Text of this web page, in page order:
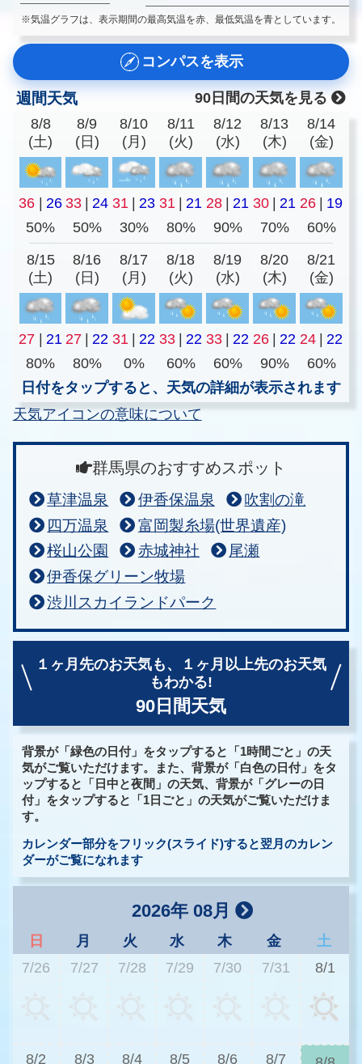
※気温グラフは、表示期間の最高気温を赤、最低気温を青としています。
コンパスを表示
週間天気
90日間の天気を見る
8/8
(土)
8/9
(日)
8/10
(月)
8/11
(火)
8/12
(水)
8/13
(木)
8/14
(金)
36 | 26 33 | 24 31 | 23 31 | 21 28 | 21 30 | 21 26 | 19
50%
50% 30% 80% 90% 70% 60%
8/15
(土)
8/16
(日)
8/17
(月)
8/18
(火)
8/19
(水)
8/20
(木)
8/21
(金)
27 | 21 27 | 22 31 | 22 33 | 22 33 | 22 26 | 22 24 | 22
80%
80% 0% 60% 60% 90%
60%
日付をタップすると、天気の詳細が表示されます
天気アイコンの意味について
群馬県のおすすめスポット
草津温泉 伊香保温泉
吹割の滝
四万温泉
富岡製糸場(世界遺産)
桜山公園
赤城神社
尾瀬
伊香保グリーン牧場
渋川スカイランドパーク
１ヶ月先のお天気も、
１ヶ月以上先のお天気
もわかる!
90日間天気
背景が「緑色の日付」をタップすると「1時間ごと」の天
気がご覧いただけます。また、背景が「白色の日付」をタ
ップすると「日中と夜間」の天気、背景が「グレーの日
付」をタップすると「1日ごと」の天気がご覧いただけま
す。
カレンダー部分をフリック(スライド)すると翌月のカレン
ダーがご覧になれます
2026年 08月
日 月 火 水 木 金
土
7/26
7/27 7/28 7/29 7/30 7/31 8/1
8/2 8/3 8/4 8/5 8/6 8/7